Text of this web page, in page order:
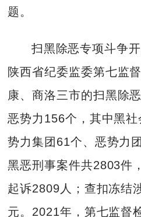
题。
扫黑除恶专项斗争
陕西省纪委监委第七监
康、商洛三市的扫黑除
恶势力156个，其中黑
势力集团61个、恶势力
黑恶刑事案件共2803件
起诉2809人；查扣冻结
元。2021年，第七监督